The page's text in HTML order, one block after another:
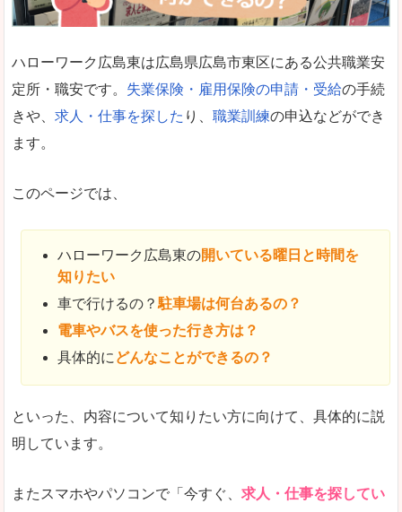
ハローワーク広島東は広島県広島市東区にある公共職業安
定所・職安です。 失業保険・雇用保険の申請・受給の手続
きや、 求人・仕事を探した り、 職業訓練の申込などができ
ます。
このページでは、
ハローワーク広島東の開いている曜日と時間を
知りたい
車で行けるの？駐車場は何台あるの？
電車やバスを使った行き方は？
具体的にどんなことができるの？
といった、内容について知りたい方に向けて、具体的に説
明しています。
またスマホやパソコンで「今すぐ、 求人・仕事を探してい